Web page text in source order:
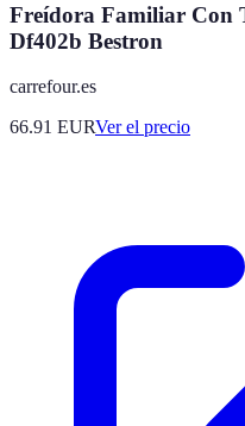
Freídora Familiar Con
Df402b Bestron
carrefour.es
66.91 EURVer el precio